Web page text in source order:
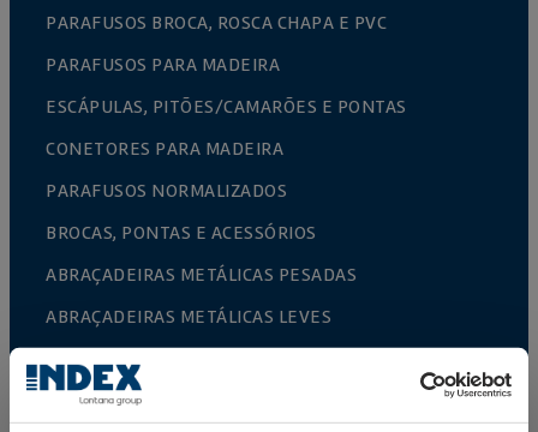
PARAFUSOS BROCA, ROSCA CHAPA E PVC
PARAFUSOS PARA MADEIRA
ESCÁPULAS, PITÕES/CAMARÕES E PONTAS
CONETORES PARA MADEIRA
PARAFUSOS NORMALIZADOS
BROCAS, PONTAS E ACESSÓRIOS
ABRAÇADEIRAS METÁLICAS PESADAS
ABRAÇADEIRAS METÁLICAS LEVES
SISTEMAS DE PROTEÇÃO CONTRA INCÊNDIOS
SUPORTES DE CALEIRA